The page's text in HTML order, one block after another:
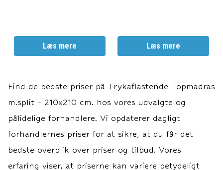
Læs mere Læs mere
Find de bedste priser på Trykaflastende Topmadras
m.split - 210x210 cm. hos vores udvalgte og
pålidelige forhandlere. Vi opdaterer dagligt
forhandlernes priser for at sikre, at du får det
bedste overblik over priser og tilbud. Vores
erfaring viser, at priserne kan variere betydeligt